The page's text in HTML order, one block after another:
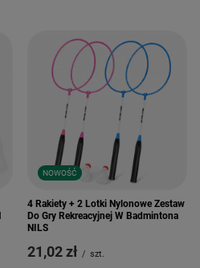
NOWOŚĆ
4 Rakiety + 2 Lotki Nylonowe Zestaw
Do Gry Rekreacyjnej W Badmintona
NILS
21,02 zł / szt.